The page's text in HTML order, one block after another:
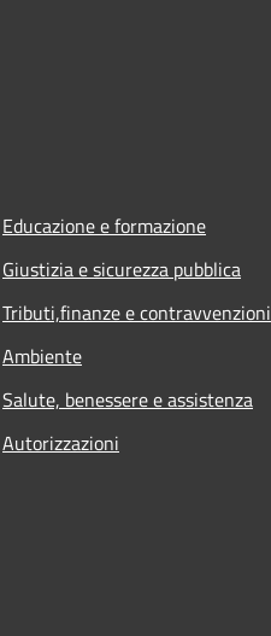
Educazione e formazione
Giustizia e sicurezza pubblica
Tributi,finanze e contravvenzioni
Ambiente
Salute, benessere e assistenza
Autorizzazioni